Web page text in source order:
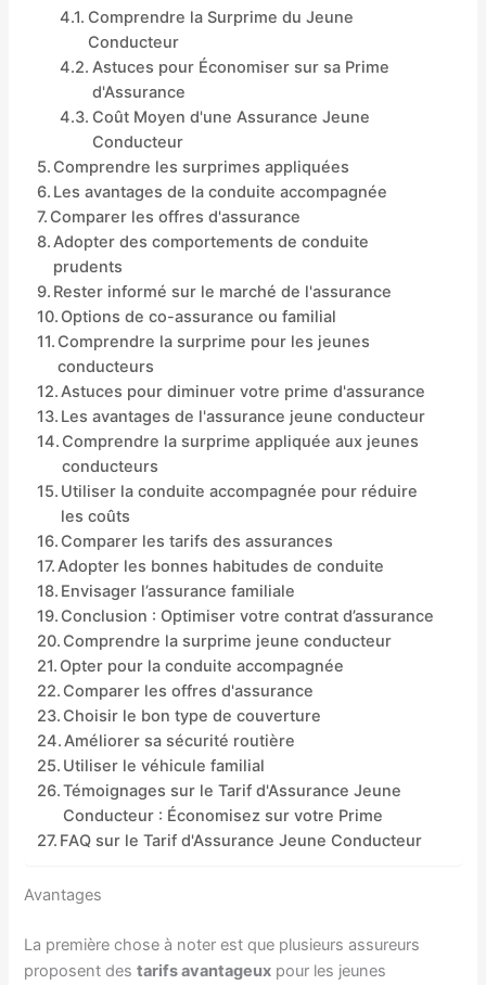
Comprendre la Surprime du Jeune
Conducteur
Astuces pour Économiser sur sa Prime
d'Assurance
Coût Moyen d'une Assurance Jeune
Conducteur
Comprendre les surprimes appliquées
Les avantages de la conduite accompagnée
Comparer les offres d'assurance
Adopter des comportements de conduite
prudents
Rester informé sur le marché de l'assurance
Options de co-assurance ou familial
Comprendre la surprime pour les jeunes
conducteurs
Astuces pour diminuer votre prime d'assurance
Les avantages de l'assurance jeune conducteur
Comprendre la surprime appliquée aux jeunes
conducteurs
Utiliser la conduite accompagnée pour réduire
les coûts
Comparer les tarifs des assurances
Adopter les bonnes habitudes de conduite
Envisager l’assurance familiale
Conclusion : Optimiser votre contrat d’assurance
Comprendre la surprime jeune conducteur
Opter pour la conduite accompagnée
Comparer les offres d'assurance
Choisir le bon type de couverture
Améliorer sa sécurité routière
Utiliser le véhicule familial
Témoignages sur le Tarif d'Assurance Jeune
Conducteur : Économisez sur votre Prime
FAQ sur le Tarif d'Assurance Jeune Conducteur
Avantages
La première chose à noter est que plusieurs assureurs
proposent destarifs avantageux pour les jeunes